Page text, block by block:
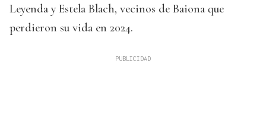
Leyenda y Estela Blach, vecinos de Baiona que
perdieron su vida en 2024.